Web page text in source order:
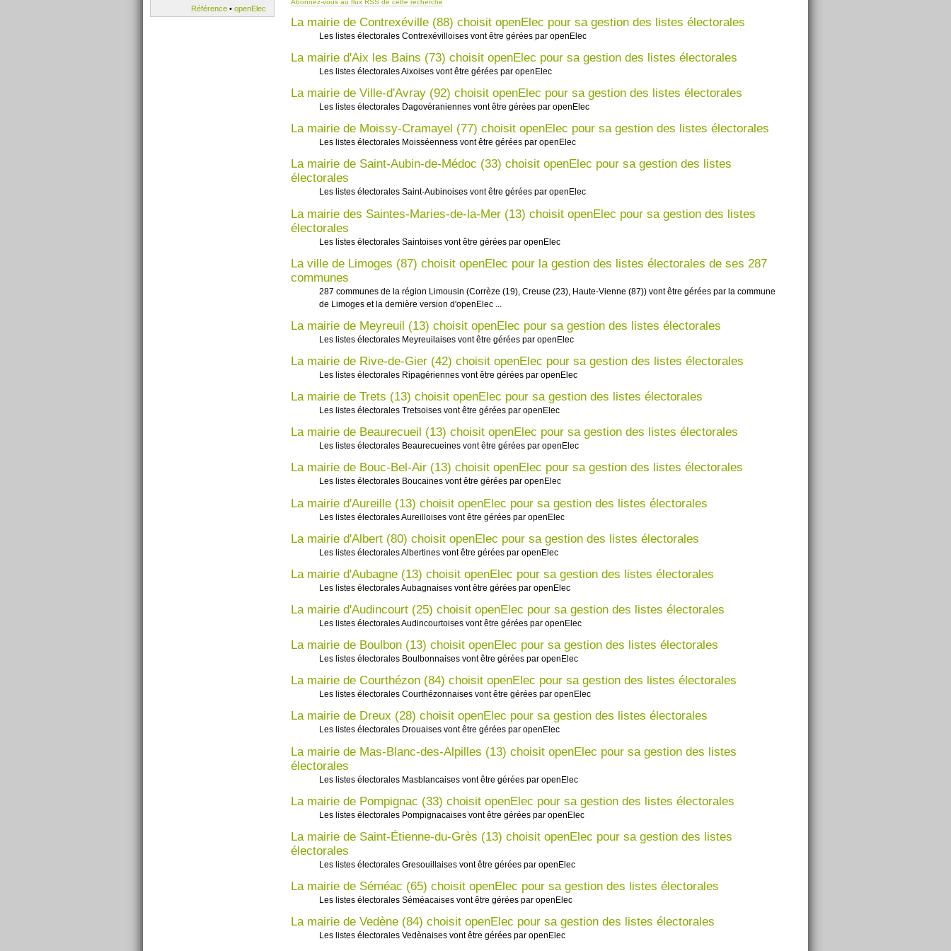
Référence• openElec
Abonnez-vous au flux RSS de cette recherche
La mairie de Contrexéville (88) choisit openElec pour sa gestion des listes électorales
Les listes électorales Contrexévilloises vont être gérées par openElec
La mairie d'Aix les Bains (73) choisit openElec pour sa gestion des listes électorales
Les listes électorales Aixoises vont être gérées par openElec
La mairie de Ville-d'Avray (92) choisit openElec pour sa gestion des listes électorales
Les listes électorales Dagovéraniennes vont être gérées par openElec
La mairie de Moissy-Cramayel (77) choisit openElec pour sa gestion des listes électorales
Les listes électorales Moisséenness vont être gérées par openElec
La mairie de Saint-Aubin-de-Médoc (33) choisit openElec pour sa gestion des listes
électorales
Les listes électorales Saint-Aubinoises vont être gérées par openElec
La mairie des Saintes-Maries-de-la-Mer (13) choisit openElec pour sa gestion des listes
électorales
Les listes électorales Saintoises vont être gérées par openElec
La ville de Limoges (87) choisit openElec pour la gestion des listes électorales de ses 287
communes
287 communes de la région Limousin (Corrèze (19), Creuse (23), Haute-Vienne (87)) vont être gérées par la commune
de Limoges et la dernière version d'openElec ...
La mairie de Meyreuil (13) choisit openElec pour sa gestion des listes électorales
Les listes électorales Meyreuilaises vont être gérées par openElec
La mairie de Rive-de-Gier (42) choisit openElec pour sa gestion des listes électorales
Les listes électorales Ripagériennes vont être gérées par openElec
La mairie de Trets (13) choisit openElec pour sa gestion des listes électorales
Les listes électorales Tretsoises vont être gérées par openElec
La mairie de Beaurecueil (13) choisit openElec pour sa gestion des listes électorales
Les listes électorales Beaurecueines vont être gérées par openElec
La mairie de Bouc-Bel-Air (13) choisit openElec pour sa gestion des listes électorales
Les listes électorales Boucaines vont être gérées par openElec
La mairie d'Aureille (13) choisit openElec pour sa gestion des listes électorales
Les listes électorales Aureilloises vont être gérées par openElec
La mairie d'Albert (80) choisit openElec pour sa gestion des listes électorales
Les listes électorales Albertines vont être gérées par openElec
La mairie d'Aubagne (13) choisit openElec pour sa gestion des listes électorales
Les listes électorales Aubagnaises vont être gérées par openElec
La mairie d'Audincourt (25) choisit openElec pour sa gestion des listes électorales
Les listes électorales Audincourtoises vont être gérées par openElec
La mairie de Boulbon (13) choisit openElec pour sa gestion des listes électorales
Les listes électorales Boulbonnaises vont être gérées par openElec
La mairie de Courthézon (84) choisit openElec pour sa gestion des listes électorales
Les listes électorales Courthézonnaises vont être gérées par openElec
La mairie de Dreux (28) choisit openElec pour sa gestion des listes électorales
Les listes électorales Drouaises vont être gérées par openElec
La mairie de Mas-Blanc-des-Alpilles (13) choisit openElec pour sa gestion des listes
électorales
Les listes électorales Masblancaises vont être gérées par openElec
La mairie de Pompignac (33) choisit openElec pour sa gestion des listes électorales
Les listes électorales Pompignacaises vont être gérées par openElec
La mairie de Saint-Étienne-du-Grès (13) choisit openElec pour sa gestion des listes
électorales
Les listes électorales Gresouillaises vont être gérées par openElec
La mairie de Séméac (65) choisit openElec pour sa gestion des listes électorales
Les listes électorales Séméacaises vont être gérées par openElec
La mairie de Vedène (84) choisit openElec pour sa gestion des listes électorales
Les listes électorales Vedènaises vont être gérées par openElec